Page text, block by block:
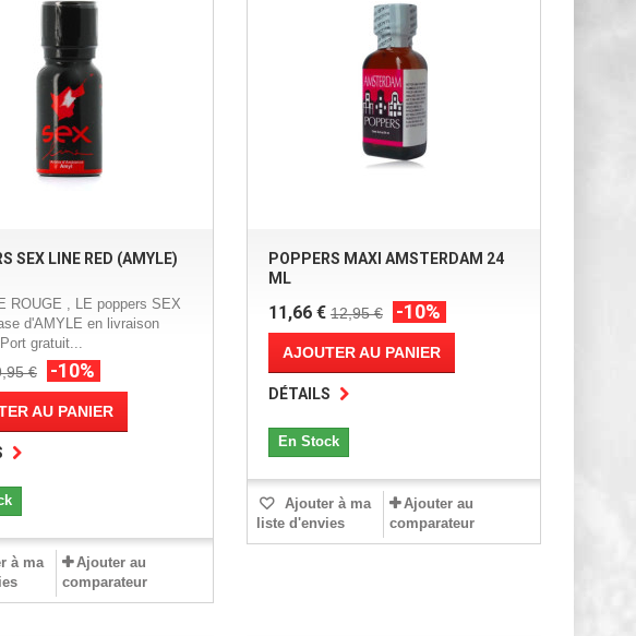
SEX LINE RED (AMYLE)
ROUGE , LE poppers SEX
d'AMYLE en livraison
gratuit...
€ -10%
AU PANIER
à ma
Ajouter au
comparateur
POPPERS MAXI AMSTERDAM 24
ML
11,66 € 12,95 € -10%
AJOUTER AU PANIER
DÉTAILS
En Stock
Ajouter à ma
liste d'envies
Ajouter au
comparateur